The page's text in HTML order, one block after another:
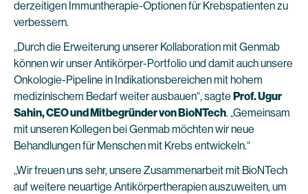
derzeitigen Immuntherapie-Optionen für Krebspatienten zu
verbessern.
„Durch die Erweiterung unserer Kollaboration mit Genmab
können wir unser Antikörper-Portfolio und damit auch unsere
Onkologie-Pipeline in Indikationsbereichen mit hohem
medizinischem Bedarf weiter ausbauen“, sagte Prof. Ugur
Sahin, CEO und Mitbegründer von BioNTech. „Gemeinsam
mit unseren Kollegen bei Genmab möchten wir neue
Behandlungen für Menschen mit Krebs entwickeln.“
„Wir freuen uns sehr, unsere Zusammenarbeit mit BioNTech
auf weitere neuartige Antikörpertherapien auszuweiten, um